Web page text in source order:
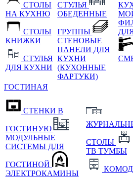
СТОЛЫ
НА КУХНЮ
СТОЛЫ
КНИЖКИ
СТУЛЬЯ
ДЛЯ КУХНИ
СТУЛЬЯ
ОБЕДЕННЫЕ
ГРУППЫ
СТЕНОВЫЕ
ПАНЕЛИ ДЛЯ
КУХНИ
(КУХОННЫЕ
ФАРТУКИ)
ГОСТИНАЯ
СТЕНКИ В
ГОСТИНУЮ
МОДУЛЬНЫЕ
СИСТЕМЫ ДЛЯ
ГОСТИНОЙ
ЭЛЕКТРОКАМИНЫ
СТОЛЫ
ТВ ТУМБЫ